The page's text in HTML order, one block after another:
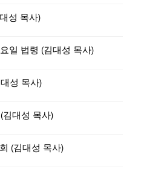
성 목사)
일 법령 (김대성 목사)
성 목사)
김대성 목사)
(김대성 목사)